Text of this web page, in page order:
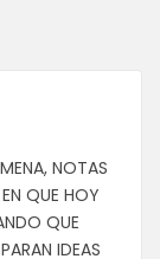
NOTAS
QUE HOY
QUE
IDEAS